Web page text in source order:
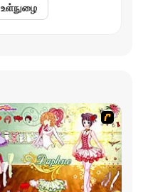
உள்நுழை